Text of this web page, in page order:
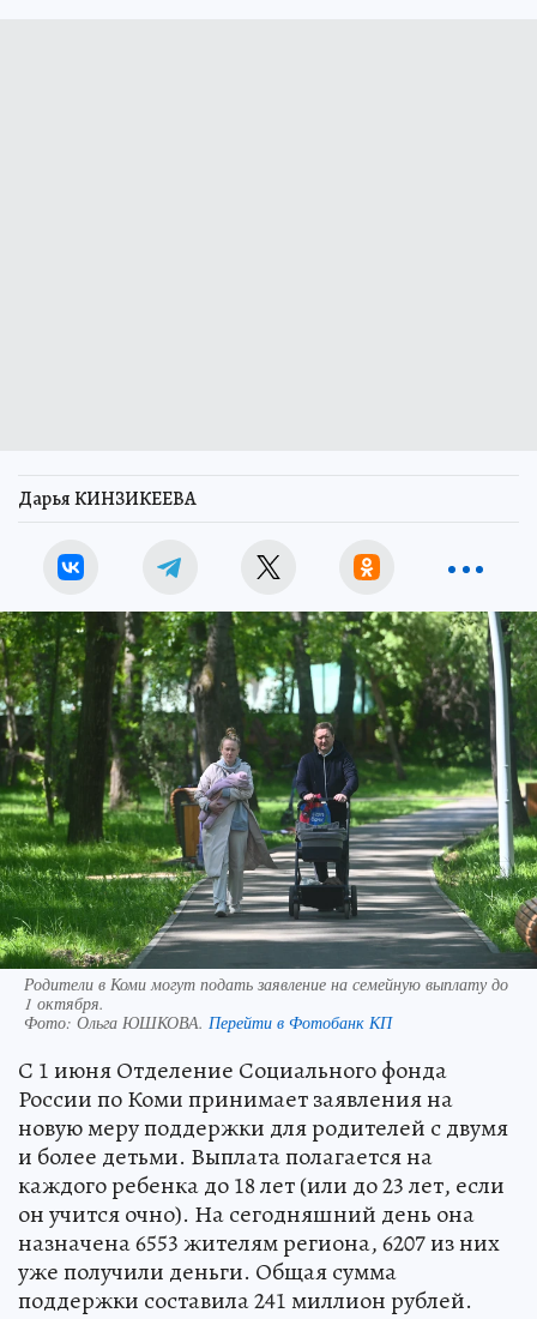
Дарья КИНЗИКЕЕВА
Родители в Коми могут подать заявление на семейную выплату до
1 октября.
Фото: Ольга ЮШКОВА. Перейти в Фотобанк КП
С 1 июня Отделение Социального фонда
России по Коми принимает заявления на
новую меру поддержки для родителей с двумя
и более детьми. Выплата полагается на
каждого ребенка до 18 лет (или до 23 лет, если
он учится очно). На сегодняшний день она
назначена 6553 жителям региона, 6207 из них
уже получили деньги. Общая сумма
поддержки составила 241 миллион рублей.